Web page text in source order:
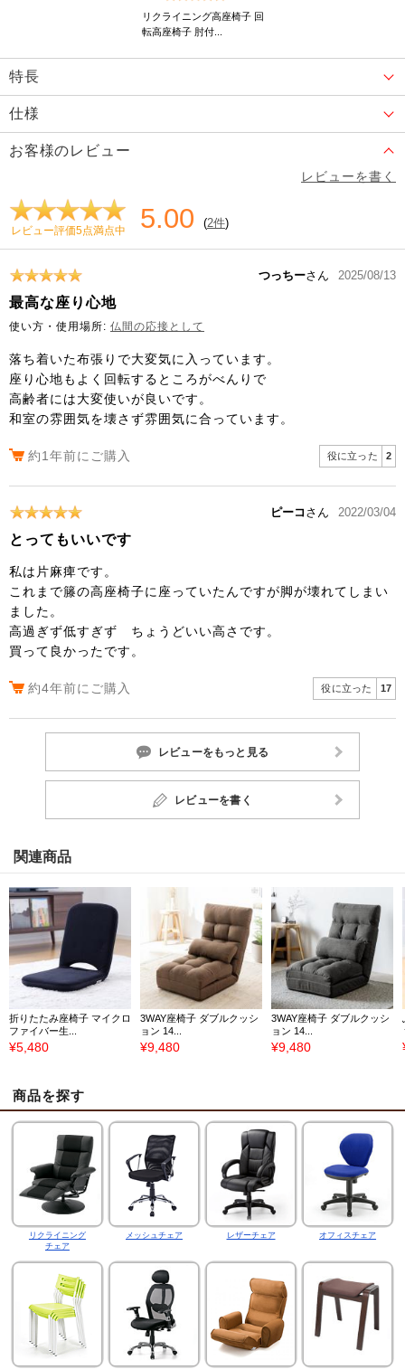
リクライニング高座椅子 回
転高座椅子 肘付...
特長
仕様
お客様のレビュー
レビューを書く
レビュー評価5点満点中 5.00 (2件)
つっちーさん 2025/08/13
最高な座り心地
使い方・使用場所: 仏間の応接として
落ち着いた布張りで大変気に入っています。
座り心地もよく回転するところがべんりで
高齢者には大変使いが良いです。
和室の雰囲気を壊さず雰囲気に合っています。
約1年前にご購入 役に立った 2
ピーコ さん 2022/03/04
とってもいいです
私は片麻痺です。
これまで籐の高座椅子に座っていたんですが脚が壊れてしまい
ました。
高過ぎず低すぎず ちょうどいい高さです。
買って良かったです。
約4年前にご購入 役に立った 17
レビューをもっと見る
レビューを書く
関連商品
折りたたみ座椅子 マイクロ
ファイバー生...
¥5,480
3WAY座椅子 ダブルクッシ
ョン 14...
¥9,480
3WAY座椅子 ダブルクッシ
ョン 14...
¥9,480
商品を探す
リクライニング
チェア
メッシュチェア レザーチェア オフィスチェア